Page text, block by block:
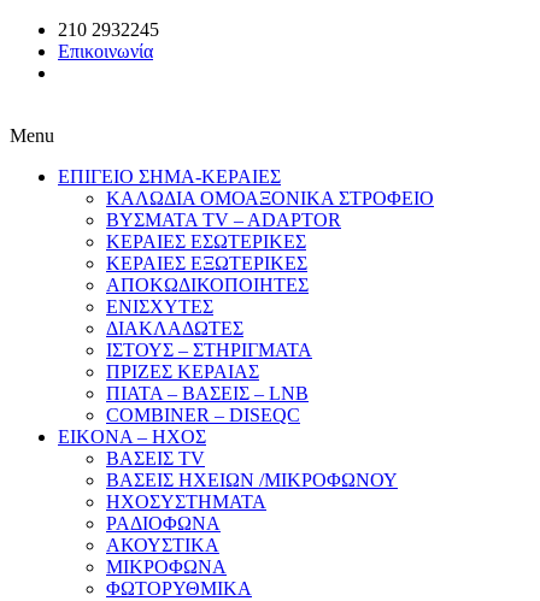
210 2932245
Επικοινωνία
Menu
ΕΠΙΓΕΙΟ ΣΗΜΑ-ΚΕΡΑΙΕΣ
ΚΑΛΩΔΙΑ ΟΜΟΑΞΟΝΙΚΑ ΣΤΡΟΦΕΙΟ
ΒΥΣΜΑΤΑ TV – ADAPTOR
ΚΕΡΑΙΕΣ ΕΣΩΤΕΡΙΚΕΣ
ΚΕΡΑΙΕΣ ΕΞΩΤΕΡΙΚΕΣ
ΑΠΟΚΩΔΙΚΟΠΟΙΗΤΕΣ
ΕΝΙΣΧΥΤΕΣ
ΔΙΑΚΛΑΔΩΤΕΣ
ΙΣΤΟΥΣ – ΣΤΗΡΙΓΜΑΤΑ
ΠΡΙΖΕΣ ΚΕΡΑΙΑΣ
ΠΙΑΤΑ – ΒΑΣΕΙΣ – LNB
COMBINER – DISEQC
EIKONA – ΗΧΟΣ
ΒΑΣΕΙΣ TV
ΒΑΣΕΙΣ ΗΧΕΙΩΝ /ΜΙΚΡΟΦΩΝΟΥ
ΗΧΟΣΥΣΤΗΜΑΤΑ
ΡΑΔΙΟΦΩΝΑ
ΑΚΟΥΣΤΙΚΑ
ΜΙΚΡΟΦΩΝΑ
ΦΩΤΟΡΥΘΜΙΚΑ